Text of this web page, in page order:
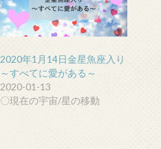
2020年1月14日金星魚座入り
～すべてに愛がある～
2020-01-13
〇現在の宇宙/星の移動